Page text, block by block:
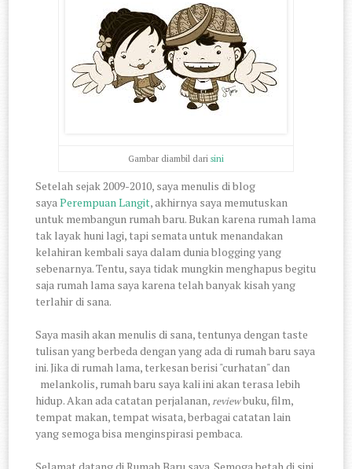
Gambar diambil dari sini
Setelah sejak 2009-2010, saya menulis di blog
sayaPerempuan Langit, akhirnya saya memutuskan
untuk membangun rumah baru. Bukan karena rumah lama
tak layak huni lagi, tapi semata untuk menandakan
kelahiran kembali saya dalam dunia blogging yang
sebenarnya. Tentu, saya tidak mungkin menghapus begitu
saja rumah lama saya karena telah banyak kisah yang
terlahir di sana.
Saya masih akan menulis di sana, tentunya dengan taste
tulisan yang berbeda dengan yang ada di rumah baru saya
ini. Jika di rumah lama, terkesan berisi "curhatan" dan
melankolis, rumah baru saya kali ini akan terasa lebih
hidup. Akan ada catatan perjalanan,reviewbuku, film,
tempat makan, tempat wisata, berbagai catatan lain
yang semoga bisa menginspirasi pembaca.
Selamat datang di Rumah Baru saya. Semoga betah di sini.